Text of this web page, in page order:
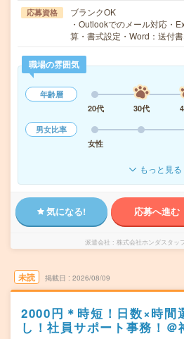
応募資格
ブランクOK
・Outlookでのメール対応・
算・書式設定・Word：送付
職場の雰囲気
年齢層
20代
30代
男女比率
女性
もっと見る
気になる! 応募へ進む
派遣会社 株式会社ホンダスタッ
未読 掲載日 2026/08/09
2000円＊時短！日数×時間
し！社員サポート事務！＠